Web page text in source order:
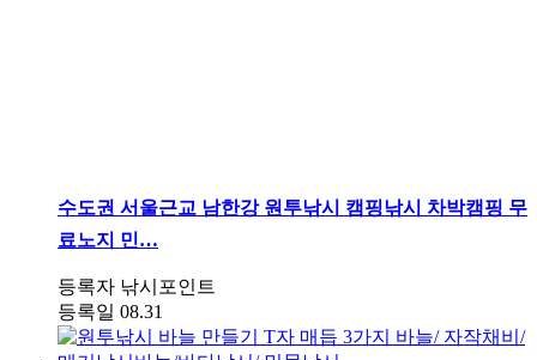
수도권 서울근교 남한강 원투낚시 캠핑낚시 차박캠핑 무
료노지 민…
등록자 낚시포인트
등록일 08.31